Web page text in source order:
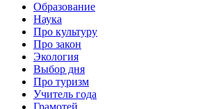
Образование
Наука
Про культуру
Про закон
Экология
Выбор дня
Про туризм
Учитель года
Грамотей